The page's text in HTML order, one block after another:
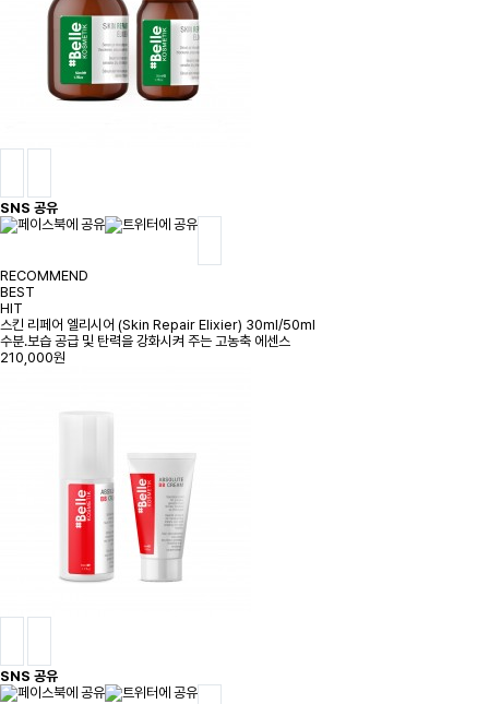
SNS 공유
RECOMMEND
BEST
HIT
스킨 리페어 엘리시어 (Skin Repair Elixier) 30ml/50ml
수분.보습 공급 및 탄력을 강화시켜 주는 고농축 에센스
210,000원
SNS 공유